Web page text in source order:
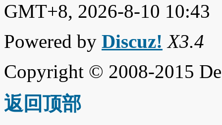
GMT+8, 2026-8-10 10:43
Powered by Discuz! X3.4
Copyright © 2008-2015
返回顶部